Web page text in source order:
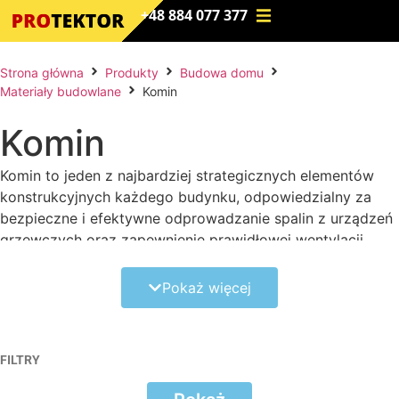
+48 884 077 377
Strona główna Produkty
Budowa domu
Materiały budowlane
Komin
Komin
Komin to jeden z najbardziej strategicznych elementów
konstrukcyjnych każdego budynku, odpowiedzialny za
bezpieczne i efektywne odprowadzanie spalin z urządzeń
grzewczych oraz zapewnienie prawidłowej wentylacji
całkowicie odeszło od tradycyjnych kominów
murowanych z cegły na rzecz nowoczesnych,
dopasowanych elementów – od pustaków obudowy, przez
izolację z wełny mineralnej, aż po kwasoodporne i
Pokaż więcej
FILTRY